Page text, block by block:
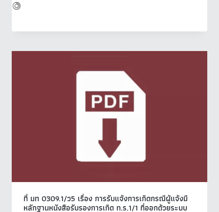
ที่ มท 0309.1/ว5 เรื่อง การรับแจ้งการเกิดกรณีผู้แจ้งมี
หลักฐานหนังสือรับรองการเกิด ท.ร.1/1 ที่ออกด้วยระบบ